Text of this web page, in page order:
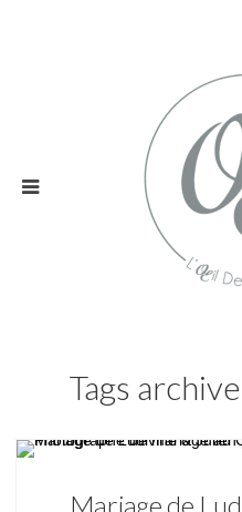
Tags
Mariage de